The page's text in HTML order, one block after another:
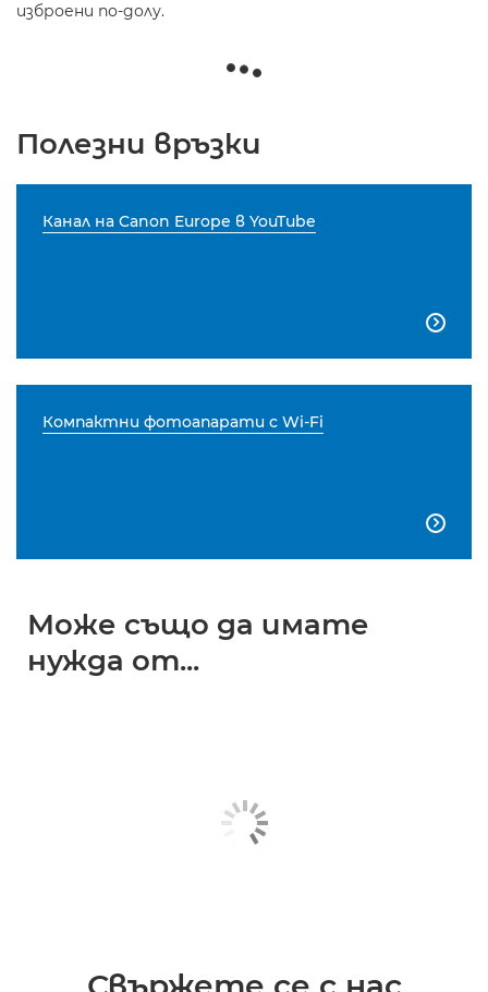
изброени по-долу.
Полезни връзки
Канал на Canon Europe в YouTube

Компактни фотоапарати с Wi-Fi

Може също да имате
нужда от...